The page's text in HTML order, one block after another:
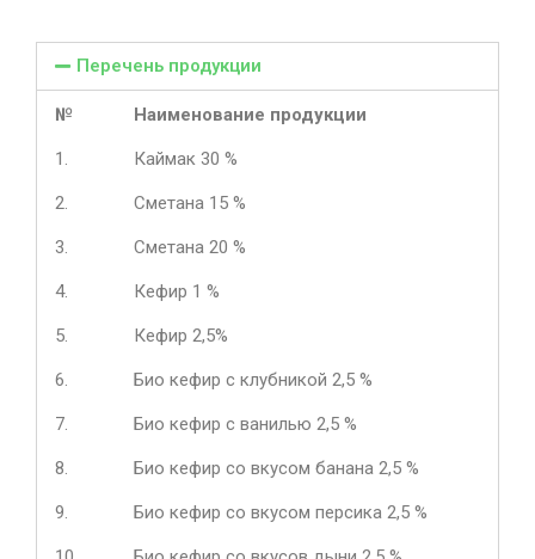
Перечень продукции
№ Наименование продукции
1. Каймак 30 %
2. Сметана 15 %
3. Сметана 20 %
4. Кефир 1 %
5. Кефир 2,5%
6. Био кефир с клубникой 2,5 %
7. Био кефир с ванилью 2,5 %
8. Био кефир со вкусом банана 2,5 %
9. Био кефир со вкусом персика 2,5 %